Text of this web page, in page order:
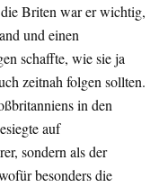
Briten war er wichtig,
und einen
schaffte, wie sie ja
zeitnah folgen sollten.
in den
auf
sondern als der
besonders die